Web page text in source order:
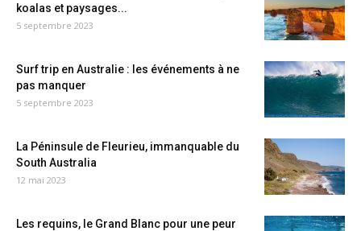
koalas et paysages...
5 septembre 2023
Surf trip en Australie : les événements à ne
pas manquer
5 septembre 2023
La Péninsule de Fleurieu, immanquable du
South Australia
12 mai 2023
Les requins, le Grand Blanc pour une peur